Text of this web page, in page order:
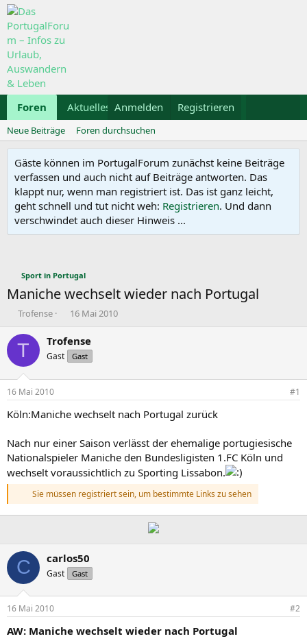
Foren Aktuelles Galerie Kalender
Anmelden Registrieren
Neue Beiträge Foren durchsuchen
Gäste können im PortugalForum zunächst keine Beiträge
verfassen und auch nicht auf Beiträge antworten. Das
klappt nur, wenn man registriert ist. Das ist ganz leicht,
geht schnell und tut nicht weh: Registrieren. Und dann
verschwindet auch dieser Hinweis ...
Sport in Portugal
Maniche wechselt wieder nach Portugal
E
s
t
e
r
Trofense
E
s
t
e
t
a
16 Mai 2010
T Trofense
Gast Gast
16 Mai 2010 #1
Köln:Maniche wechselt nach Portugal zurück
Nach nur einer Saison verlässt der ehemalige portugiesische
Nationalspieler Maniche den Bundesligisten 1.FC Köln und
wechselt voraussichtlich zu Sporting Lissabon.
Sie müssen registriert sein, um bestimmte Links zu sehen
C carlos50
Gast Gast
16 Mai 2010 #2
AW: Maniche wechselt wieder nach Portugal